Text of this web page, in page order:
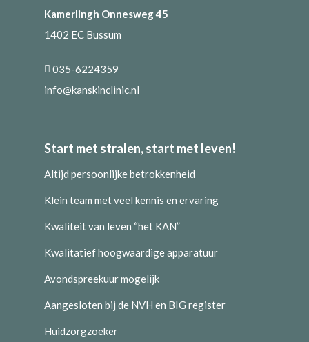
Kamerlingh Onnesweg 45
1402 EC Bussum
035-6224359
info@kanskinclinic.nl
Start met stralen, start met leven!
Altijd persoonlijke betrokkenheid
Klein team met veel kennis en ervaring
Kwaliteit van leven “het KAN”
Kwalitatief hoogwaardige apparatuur
Avondspreekuur mogelijk
Aangesloten bij de NVH en BIG register
Huidzorgzoeker